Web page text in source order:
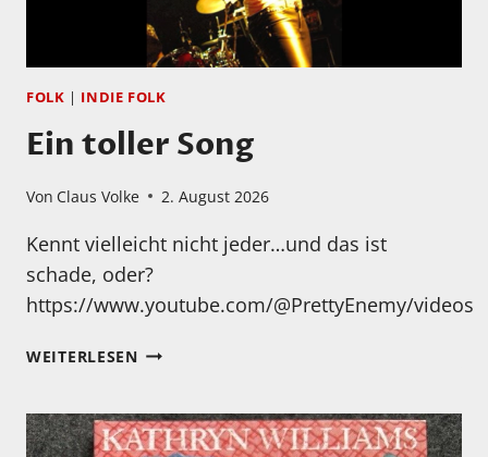
FOLK | INDIE FOLK
Ein toller Song
Von Claus Volke 2. August 2026
Kennt vielleicht nicht jeder…und das ist
schade, oder?
https://www.youtube.com/@PrettyEnemy/videos
WEITERLESENEIN